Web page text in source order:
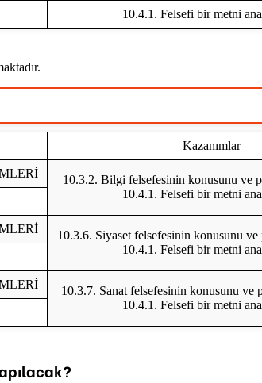
10.4.1. Felsefi bir metni
Kazanımlar
10.3.2. Bilgi felsefesinin konusunu ve
10.4.1. Felsefi bir metni
10.3.6. Siyaset felsefesinin konusunu ve
10.4.1. Felsefi bir metni
10.3.7. Sanat felsefesinin konusunu ve
10.4.1. Felsefi bir metni